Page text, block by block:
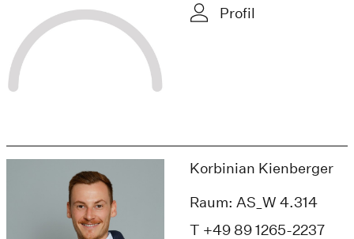
Profil
Korbinian Kienberger
Raum: AS_W 4.314
T +49 89 1265-2237